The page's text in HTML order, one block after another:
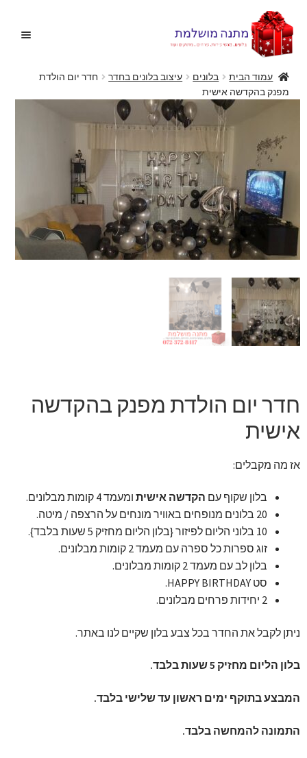
דלג
לניווט
לדלג
לתוכן
בלונים
הצעות נישואין
מתנות מקוריות
את
הילד
מתנות ליולדת
הרחב
פרחים
זר מתוק
מתנות בראשון לציון
תשלום
מחירון משלוחי בלונים
קטלוג מוצרים
עמוד הבית בלונים עיצוב בלונים בחדר
חדר יום הולדת
מפנק בהקדשה אישית
חדר יום הולדת מפנק בהקדשה
אישית
אז מה מקבלים:
בלון שקוף עם הקדשה אישית ומעמד 4 קומות מבלונים.
20 בלונים מנופחים באוויר מונחים על הרצפה / מיטה.
10 בלוני הליום לפיזור {בלון הליום מחזיק 5 שעות בלבד}.
זוג ספרות כל ספרה עם מעמד 2 קומות מבלונים.
בלון לב עם מעמד 2 קומות מבלונים.
סט HAPPY BIRTHDAY.
2 יחידות פרחים מבלונים.
ניתן לקבל את החדר בכל צבע בלון שקיים לנו באתר.
בלון הליום מחזיק 5 שעות בלבד.
המבצע בתוקף ימים ראשון עד שלישי בלבד.
התמונה להמחשה בלבד.